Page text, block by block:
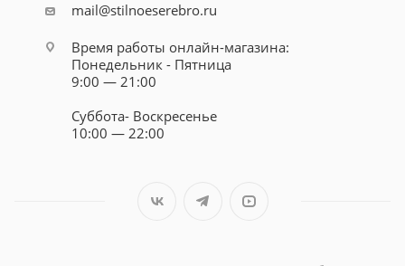
mail@stilnoeserebro.ru
Время работы онлайн-магазина:
Понедельник - Пятница
9:00 — 21:00
Суббота- Воскресенье
10:00 — 22:00